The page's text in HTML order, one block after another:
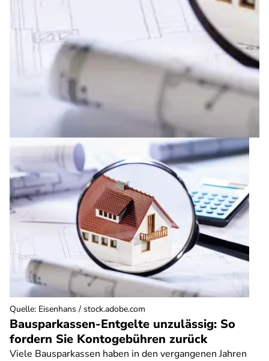
Bausparkassen-Entgelte unzulässig: So
fordern Sie Kontogebühren zurück
Viele Bausparkassen haben in den vergangenen Jahren
Quelle: Eisenhans / stock.adobe.com